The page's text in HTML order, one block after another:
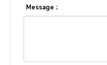
Message :